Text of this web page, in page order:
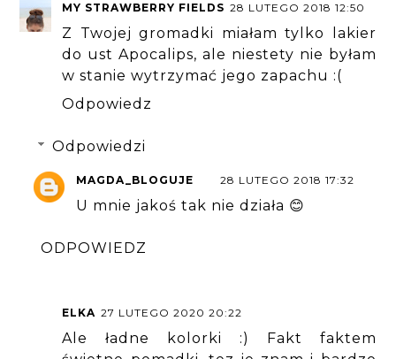
MY STRAWBERRY FIELDS 28 LUTEGO 2018 12:50
Z Twojej gromadki miałam tylko lakier
do ust Apocalips, ale niestety nie byłam
w stanie wytrzymać jego zapachu :(
Odpowiedz
Odpowiedzi
MAGDA_BLOGUJE 28 LUTEGO 2018 17:32
U mnie jakoś tak nie działa 😊
ODPOWIEDZ
ELKA 27 LUTEGO 2020 20:22
Ale ładne kolorki :) Fakt faktem